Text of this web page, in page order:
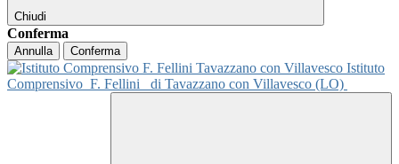
Chiudi
Conferma
Annulla Conferma
Istituto
Comprensivo F. Fellini di Tavazzano con Villavesco (LO)